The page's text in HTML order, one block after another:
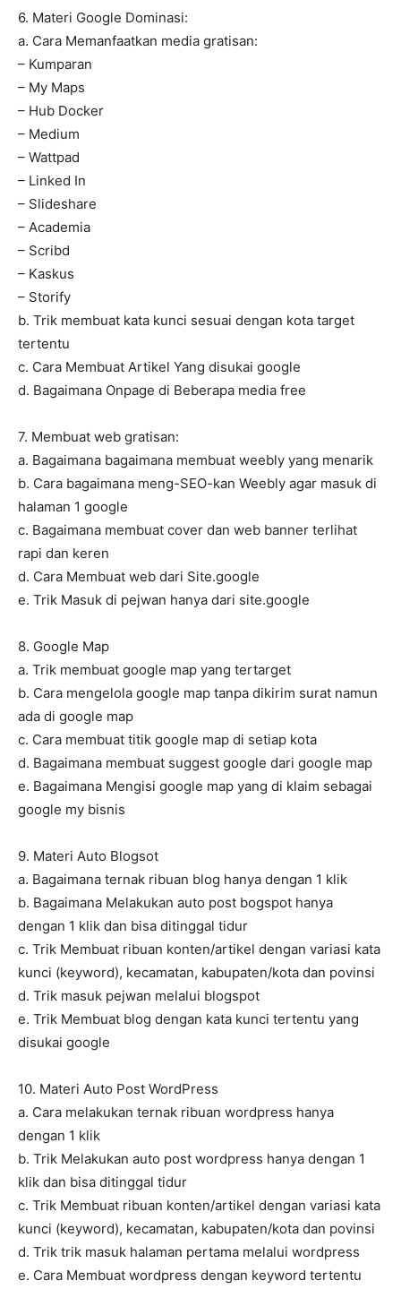
6. Materi Google Dominasi:
a. Cara Memanfaatkan media gratisan:
– Kumparan
– My Maps
– Hub Docker
– Medium
– Wattpad
– Linked In
– Slideshare
– Academia
– Scribd
– Kaskus
– Storify
b. Trik membuat kata kunci sesuai dengan kota target
tertentu
c. Cara Membuat Artikel Yang disukai google
d. Bagaimana Onpage di Beberapa media free
7. Membuat web gratisan:
a. Bagaimana bagaimana membuat weebly yang menarik
b. Cara bagaimana meng-SEO-kan Weebly agar masuk di
halaman 1 google
c. Bagaimana membuat cover dan web banner terlihat
rapi dan keren
d. Cara Membuat web dari Site.google
e. Trik Masuk di pejwan hanya dari site.google
8. Google Map
a. Trik membuat google map yang tertarget
b. Cara mengelola google map tanpa dikirim surat namun
ada di google map
c. Cara membuat titik google map di setiap kota
d. Bagaimana membuat suggest google dari google map
e. Bagaimana Mengisi google map yang di klaim sebagai
google my bisnis
9. Materi Auto Blogsot
a. Bagaimana ternak ribuan blog hanya dengan 1 klik
b. Bagaimana Melakukan auto post bogspot hanya
dengan 1 klik dan bisa ditinggal tidur
c. Trik Membuat ribuan konten/artikel dengan variasi kata
kunci (keyword), kecamatan, kabupaten/kota dan povinsi
d. Trik masuk pejwan melalui blogspot
e. Trik Membuat blog dengan kata kunci tertentu yang
disukai google
10. Materi Auto Post WordPress
a. Cara melakukan ternak ribuan wordpress hanya
dengan 1 klik
b. Trik Melakukan auto post wordpress hanya dengan 1
klik dan bisa ditinggal tidur
c. Trik Membuat ribuan konten/artikel dengan variasi kata
kunci (keyword), kecamatan, kabupaten/kota dan povinsi
d. Trik trik masuk halaman pertama melalui wordpress
e. Cara Membuat wordpress dengan keyword tertentu